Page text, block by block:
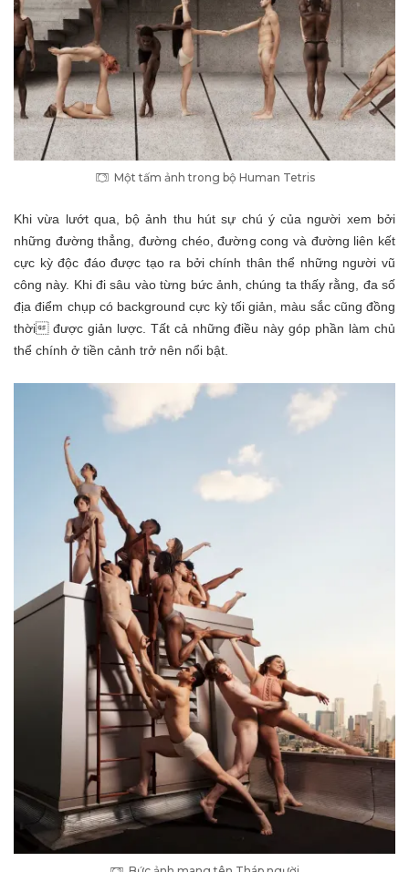
Một tấm ảnh trong bộ Human Tetris
Khi vừa lướt qua, bộ ảnh thu hút sự chú ý của người xem bởi
những đường thẳng, đường chéo, đường cong và đường liên kết
cực kỳ độc đáo được tạo ra bởi chính thân thể những người vũ
công này. Khi đi sâu vào từng bức ảnh, chúng ta thấy rằng, đa số
địa điểm chụp có background cực kỳ tối giản, màu sắc cũng đồng
thời được giản lược. Tất cả những điều này góp phần làm chủ
thể chính ở tiền cảnh trở nên nổi bật.